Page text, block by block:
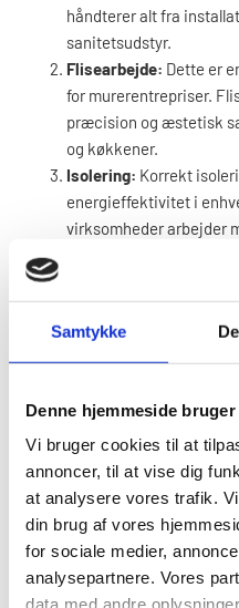
Samtykke
Denne hjemmeside
Vi bruger cookies til at
annoncer, til at vise dig
at analysere vores trafik.
din brug af vores
for sociale medier,
analysepartnere. Vores
data med andre
håndterer alt fra
sanitetsudstyr.
Flisearbejde: Dette er
for murerentrepriser.
præcision og æstetisk
og køkkener.
Isolering: Korrekt
energieffektivitet i
virksomheder arbejder
isoleringsmaterialer
Facaderenovering:
bygningers facader er
både bygningens
vedligeholdelse af
enhver bolig- eller
Betonarbejde:Beton er
murerentrepriser har
det i mange forskellige
fundament til